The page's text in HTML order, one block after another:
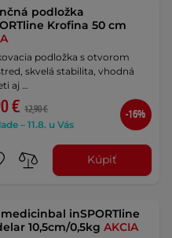
podložka
Krofina 50 cm
podložka s otvorom
skvelá stabilita, vhodná
aj …
€ 12,90 €
– 11.8. u Vás
-16%
Kúpiť
inSPORTline
10,5cm/0,5kgAKCIA